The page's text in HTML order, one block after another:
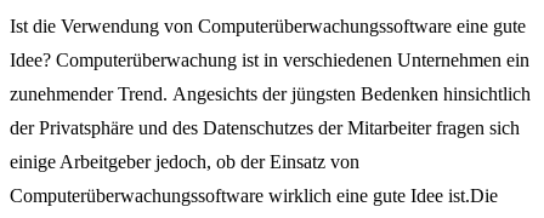
Ist die Verwendung von Computerüberwachungssoftware eine gute
Idee? Computerüberwachung ist in verschiedenen Unternehmen ein
zunehmender Trend. Angesichts der jüngsten Bedenken hinsichtlich
der Privatsphäre und des Datenschutzes der Mitarbeiter fragen sich
einige Arbeitgeber jedoch, ob der Einsatz von
Computerüberwachungssoftware wirklich eine gute Idee ist.Die